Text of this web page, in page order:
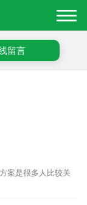
留言
案是很多人比较关